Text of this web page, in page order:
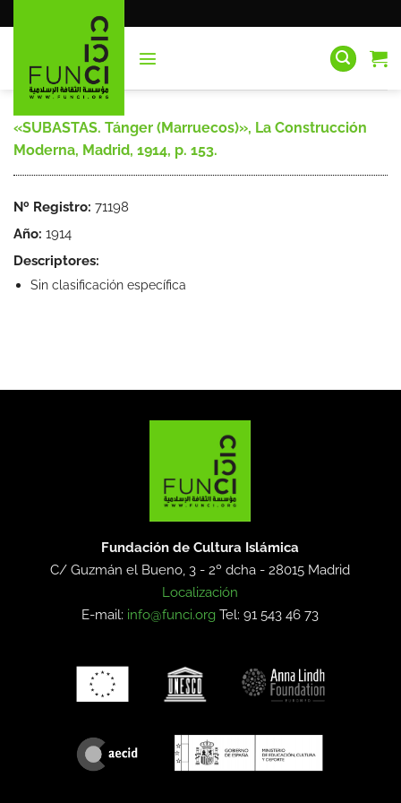
al
«SUBASTAS. Tánger (Marruecos)», La Construcción
Moderna, Madrid, 1914, p. 153.
Nº Registro: 71198
Año: 1914
Descriptores:
Sin clasificación específica
Fundación de Cultura Islámica
C/ Guzmán el Bueno, 3 - 2º dcha -28015 Madrid
Localización
E-mail: info@funci.org Tel: 91 543 46 73